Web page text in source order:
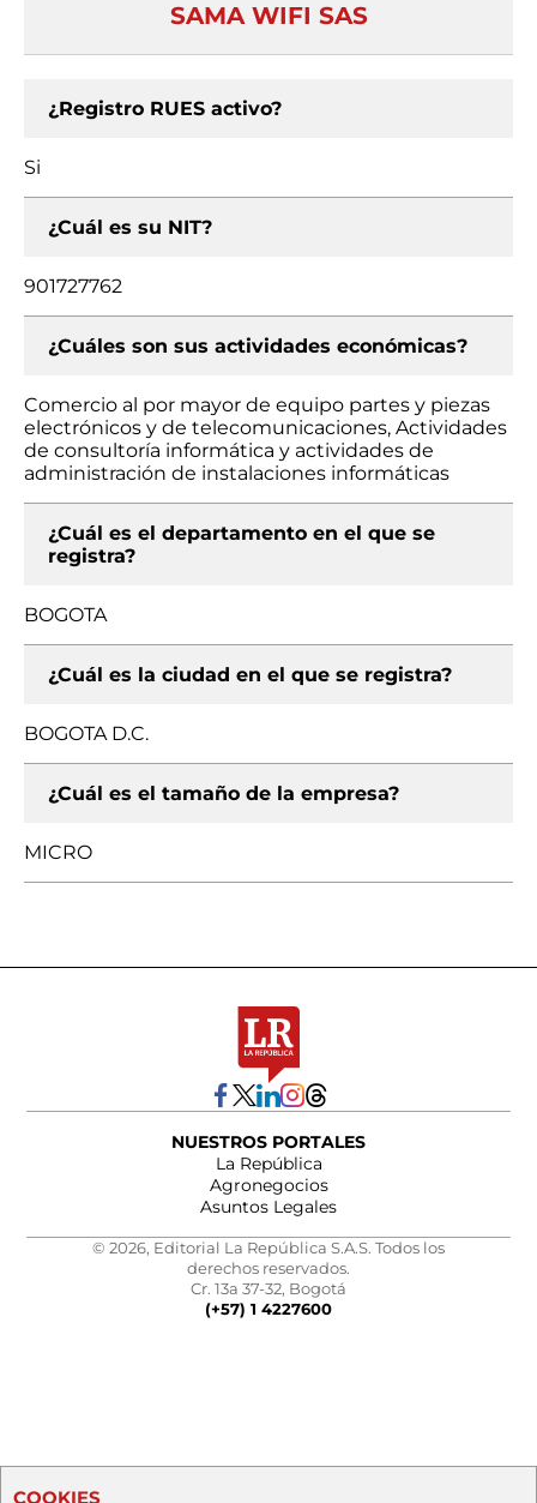
SAMA WIFI SAS
¿Registro RUES activo?
Si
¿Cuál es su NIT?
901727762
¿Cuáles son sus actividades económicas?
Comercio al por mayor de equipo partes y piezas
electrónicos y de telecomunicaciones, Actividades
de consultoría informática y actividades de
administración de instalaciones informáticas
¿Cuál es el departamento en el que se
registra?
BOGOTA
¿Cuál es la ciudad en el que se registra?
BOGOTA D.C.
¿Cuál es el tamaño de la empresa?
MICRO
NUESTROS PORTALES
La República
Agronegocios
Asuntos Legales
© 2026, Editorial La República S.A.S. Todos los
derechos reservados.
Cr. 13a 37-32, Bogotá
(+57) 1 4227600
COOKIES